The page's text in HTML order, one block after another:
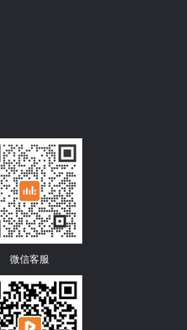
微信客服